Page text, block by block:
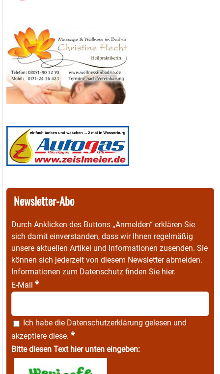
Newsletter-Abo
Durch Anklicken des Buttons „Anmelden“ erklären Sie
sich damit einverstanden, dass wir Ihnen regelmäßig
unsere aktuellen Artikel und Informationen zusenden. Sie
können sich jederzeit von diesem Newsletter abmelden.
Informationen zum Datenschutz finden Sie hier.
E-Mail *
Ich habe die Datenschutzerklärung gelesen und
akzeptiere diese. *
Bitte diesen Text hier unten eingeben: